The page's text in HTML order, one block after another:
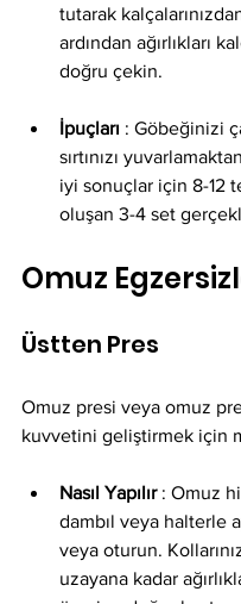
tutarak
ardından ağırlıkları
doğru çekin.
İpuçları : Göbeğinizi
sırtınızı
iyi sonuçlar için 8-12
oluşan 3-4 set
Omuz
Üstten Pres
Omuz presi veya omuz
kuvvetini geliştirmek için
Nasıl Yapılır : Omuz
dambıl veya halterle
veya oturun.
uzayana kadar